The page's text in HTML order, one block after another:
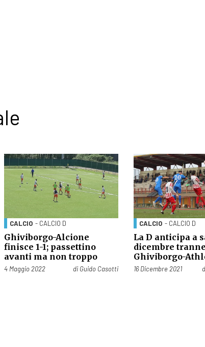
CALCIO - CALCIO D
Ghiviborgo-Alcione
finisce 1-1; passettino
avanti ma non troppo
Pubblicato il
4 Maggio 2022 di Guido Casotti
CALCIO - CALCIO D
La D anticipa a
dicembre tranne
Ghiviborgo-
Pubblicato il
16 Dicembre 2021